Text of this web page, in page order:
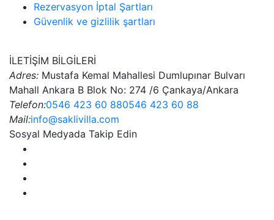
Rezervasyon İptal Şartları
Güvenlik ve gizlilik şartları
İLETİŞİM BİLGİLERİ
Adres: Mustafa Kemal Mahallesi Dumlupınar Bulvarı
Mahall Ankara B Blok No: 274 /6 Çankaya/Ankara
Telefon:0546 423 60 880546 423 60 88
Mail:info@saklivilla.com
Sosyal Medyada Takip Edin